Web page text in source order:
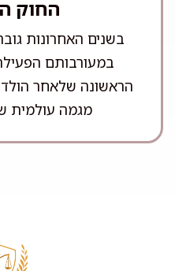
החוק
בשנים האחרונות
במעורבותם
הראשונה שלאחר
מגמה עולמית